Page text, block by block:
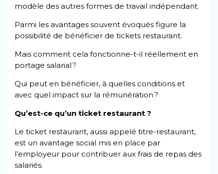
modèle des autres formes de travail indépendant.
Parmi les avantages souvent évoqués figure la
possibilité de bénéficier de tickets restaurant.
Mais comment cela fonctionne-t-il réellement en
portage salarial ?
Qui peut en bénéficier, à quelles conditions et
avec quel impact sur la rémunération ?
Qu’est-ce qu’un ticket restaurant ?
Le ticket restaurant, aussi appelé titre-restaurant,
est un avantage social mis en place par
l’employeur pour contribuer aux frais de repas des
salariés.